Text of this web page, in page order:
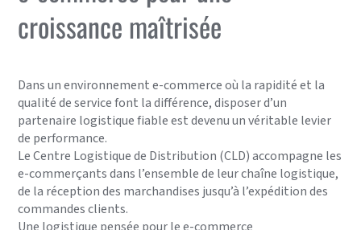
croissance maîtrisée
Dans un environnement e-commerce où la rapidité et la
qualité de service font la différence, disposer d’un
partenaire logistique fiable est devenu un véritable levier
de performance.
Le Centre Logistique de Distribution (CLD) accompagne les
e-commerçants dans l’ensemble de leur chaîne logistique,
de la réception des marchandises jusqu’à l’expédition des
commandes clients.
Une logistique pensée pour le e-commerce